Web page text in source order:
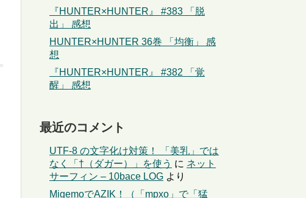
『HUNTER×HUNTER』 #383 「脱
出」 感想
HUNTER×HUNTER 36巻 「均衡」 感
想
『HUNTER×HUNTER』 #382 「覚
醒」 感想
最近のコメント
UTF-8 の文字化け対策！ 「美乳」では
なく「†（ダガー）」を使う に ネット
サーフィン – 10bace LOG より
MigemoでAZIK！（「mpxo」で「猛